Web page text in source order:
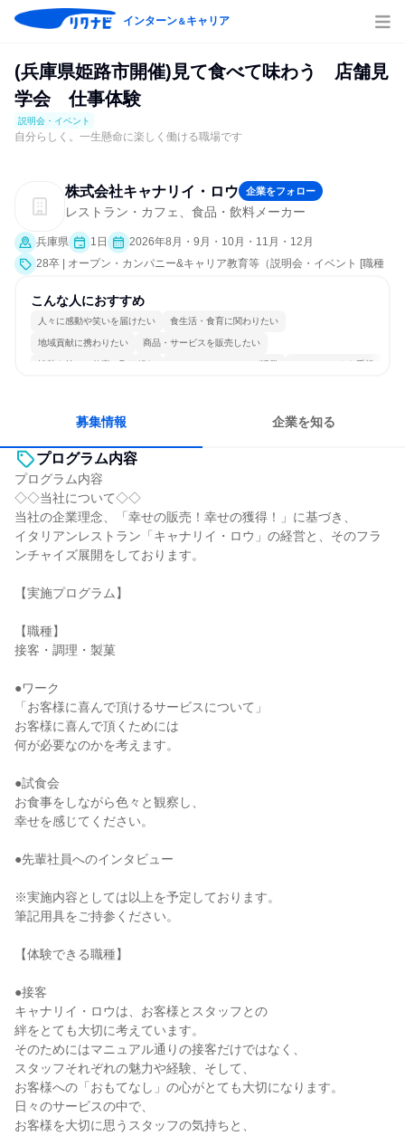
インターン＆キャリア
(兵庫県姫路市開催)見て食べて味わう 店舗見
学会 仕事体験
説明会・イベント
自分らしく。一生懸命に楽しく働ける職場です
株式会社キャナリイ・ロウ 企業をフォロー
レストラン・カフェ、食品・飲料メーカー
兵庫県 1日
2026年8月・9月・10月・11月・12月
28卒 | オープン・カンパニー&キャリア教育等（説明会・イベント [職種
界研究]）
こんな人におすすめ
人々に感動や笑いを届けたい 食生活・食育に関わりたい
地域貢献に携わりたい 商品・サービスを販売したい
情熱を持って仕事に取り組む コミュニケーションが活発 チームワークを重視
募集情報 企業を知る
プログラム内容
プログラム内容
◇◇当社について◇◇
当社の企業理念、「幸せの販売！幸せの獲得！」に基づき、
イタリアンレストラン「キャナリイ・ロウ」の経営と、そのフラ
ンチャイズ展開をしております。
【実施プログラム】
【職種】
接客・調理・製菓
●ワーク
「お客様に喜んで頂けるサービスについて」
お客様に喜んで頂くためには
何が必要なのかを考えます。
●試食会
お食事をしながら色々と観察し、
幸せを感じてください。
●先輩社員へのインタビュー
※実施内容としては以上を予定しております。
筆記用具をご持参ください。
【体験できる職種】
●接客
キャナリイ・ロウは、お客様とスタッフとの
絆をとても大切に考えています。
そのためにはマニュアル通りの接客だけではなく、
スタッフそれぞれの魅力や経験、そして、
お客様への「おもてなし」の心がとても大切になります。
日々のサービスの中で、
お客様を大切に思うスタッフの気持ちと、